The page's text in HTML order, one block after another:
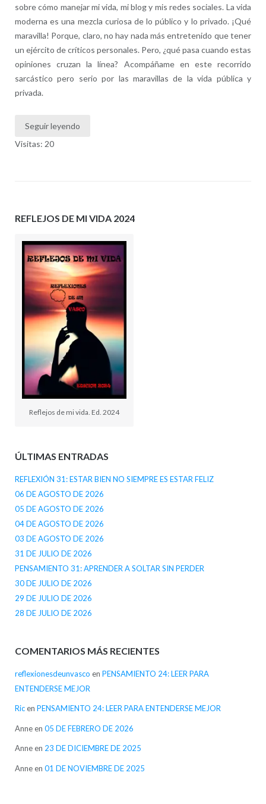
sobre cómo manejar mi vida, mi blog y mis redes sociales. La vida
moderna es una mezcla curiosa de lo público y lo privado. ¡Qué
maravilla! Porque, claro, no hay nada más entretenido que tener
un ejército de críticos personales. Pero, ¿qué pasa cuando estas
opiniones cruzan la línea? Acompáñame en este recorrido
sarcástico pero serio por las maravillas de la vida pública y
privada.
Seguir leyendo
Visitas: 20
REFLEJOS DE MI VIDA 2024
Reflejos de mi vida. Ed. 2024
ÚLTIMAS ENTRADAS
REFLEXIÓN 31: ESTAR BIEN NO SIEMPRE ES ESTAR FELIZ
06 DE AGOSTO DE 2026
05 DE AGOSTO DE 2026
04 DE AGOSTO DE 2026
03 DE AGOSTO DE 2026
31 DE JULIO DE 2026
PENSAMIENTO 31: APRENDER A SOLTAR SIN PERDER
30 DE JULIO DE 2026
29 DE JULIO DE 2026
28 DE JULIO DE 2026
COMENTARIOS MÁS RECIENTES
reflexionesdeunvasco en PENSAMIENTO 24: LEER PARA
ENTENDERSE MEJOR
Ricen PENSAMIENTO 24: LEER PARA ENTENDERSE MEJOR
Anneen 05 DE FEBRERO DE 2026
Anneen 23 DE DICIEMBRE DE 2025
Anneen 01 DE NOVIEMBRE DE 2025